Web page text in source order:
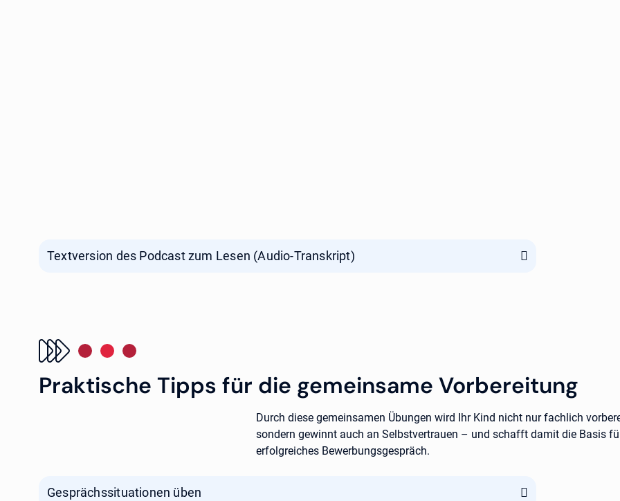
Textversion des Podcast zum Lesen (Audio-Transkript)
Praktische Tipps für die gemeinsame Vorbereitung
Durch diese gemeinsamen Übungen wird Ihr Kind nicht nur fachlich
sondern gewinnt auch an Selbstvertrauen – und schafft damit die Basis
erfolgreiches Bewerbungsgespräch.
Gesprächssituationen üben